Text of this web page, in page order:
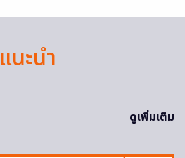
แนะนำ
ดูเพิ่มเติม